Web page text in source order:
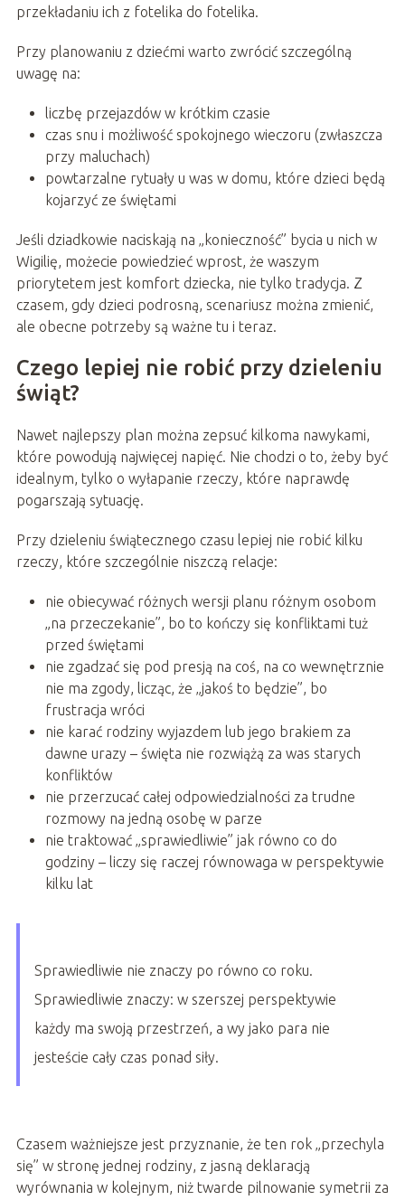
przekładaniu ich z fotelika do fotelika.
Przy planowaniu z dziećmi warto zwrócić szczególną
uwagę na:
liczbę przejazdów w krótkim czasie
czas snu i możliwość spokojnego wieczoru (zwłaszcza
przy maluchach)
powtarzalne rytuały u was w domu, które dzieci będą
kojarzyć ze świętami
Jeśli dziadkowie naciskają na „konieczność” bycia u nich w
Wigilię, możecie powiedzieć wprost, że waszym
priorytetem jest komfort dziecka, nie tylko tradycja. Z
czasem, gdy dzieci podrosną, scenariusz można zmienić,
ale obecne potrzeby są ważne tu i teraz.
Czego lepiej nie robić przy dzieleniu
świąt?
Nawet najlepszy plan można zepsuć kilkoma nawykami,
które powodują najwięcej napięć. Nie chodzi o to, żeby być
idealnym, tylko o wyłapanie rzeczy, które naprawdę
pogarszają sytuację.
Przy dzieleniu świątecznego czasu lepiej nie robić kilku
rzeczy, które szczególnie niszczą relacje:
nie obiecywać różnych wersji planu różnym osobom
„na przeczekanie”, bo to kończy się konfliktami tuż
przed świętami
nie zgadzać się pod presją na coś, na co wewnętrznie
nie ma zgody, licząc, że „jakoś to będzie”, bo
frustracja wróci
nie karać rodziny wyjazdem lub jego brakiem za
dawne urazy – święta nie rozwiążą za was starych
konfliktów
nie przerzucać całej odpowiedzialności za trudne
rozmowy na jedną osobę w parze
nie traktować „sprawiedliwie” jak równo co do
godziny – liczy się raczej równowaga w perspektywie
kilku lat
Sprawiedliwie nie znaczy po równo co roku.
Sprawiedliwie znaczy: w szerszej perspektywie
każdy ma swoją przestrzeń, a wy jako para nie
jesteście cały czas ponad siły.
Czasem ważniejsze jest przyznanie, że ten rok „przechyla
się” w stronę jednej rodziny, z jasną deklaracją
wyrównania w kolejnym, niż twarde pilnowanie symetrii za